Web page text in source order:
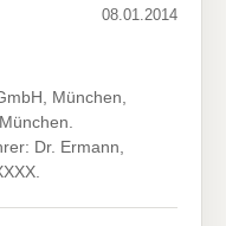
08.01.2014
München,
Dr. Ermann,